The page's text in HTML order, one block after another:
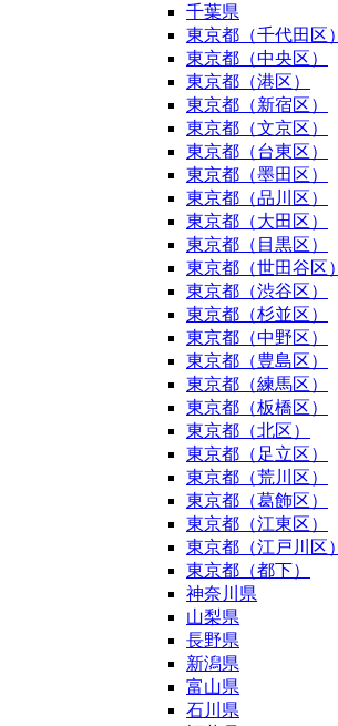
千葉県
東京都（千代田区）
東京都（中央区）
東京都（港区）
東京都（新宿区）
東京都（文京区）
東京都（台東区）
東京都（墨田区）
東京都（品川区）
東京都（大田区）
東京都（目黒区）
東京都（世田谷区）
東京都（渋谷区）
東京都（杉並区）
東京都（中野区）
東京都（豊島区）
東京都（練馬区）
東京都（板橋区）
東京都（北区）
東京都（足立区）
東京都（荒川区）
東京都（葛飾区）
東京都（江東区）
東京都（江戸川区）
東京都（都下）
神奈川県
山梨県
長野県
新潟県
富山県
石川県